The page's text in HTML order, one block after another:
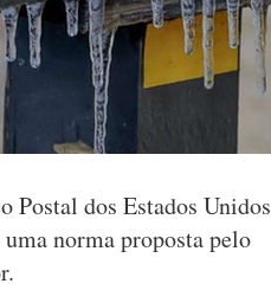
Postal dos Estados Unidos
norma proposta pelo